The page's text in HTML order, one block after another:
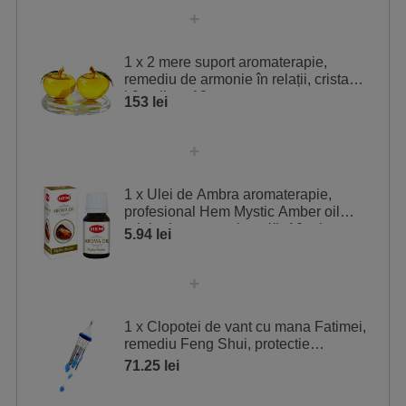
dulci de vanilie oferă o experiență olfactivă încântătoare
și relaxantă.
difuzoare de aromaterapie, potpourri sau pentru a crea
• Compatibilitate: Poate fi combinat cu
alte arome pentru a crea amestecuri unice și
unui mediu plin de căldură și intimitate, perfect pentru
momentele de relaxare și răsfăț.
Modalități de utilizare recomandate:
1 x 2 mere suport aromaterapie,
remediu de armonie în relații, cristal
k9 galben 12 cm
153 lei
1 x Ulei de Ambra aromaterapie,
profesional Hem Mystic Amber oil
original, aroma orientală, 10 ml
5.94 lei
1 x Clopotei de vant cu mana Fatimei,
remediu Feng Shui, protectie
impotriva energiilor negative
71.25 lei